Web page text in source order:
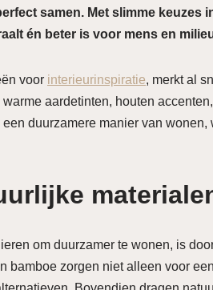
samen. Met slimme keuzes
én beter is voor mens en
voor interieurinspiratie, merkt al
aardetinten, houten
duurzamere manier van
om duurzamer te wonen, is
bamboe zorgen niet alleen voor